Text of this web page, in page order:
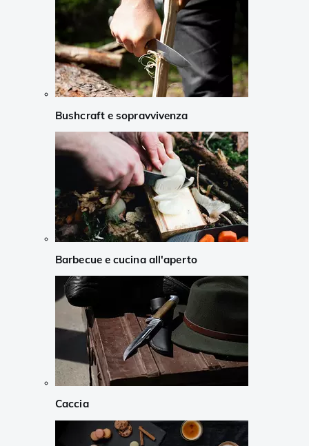
Bushcraft e sopravvivenza
Barbecue e cucina all'aperto
Caccia